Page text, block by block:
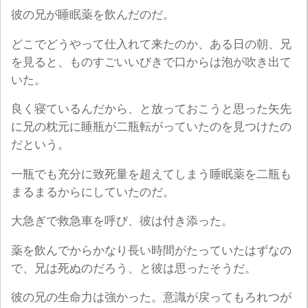
彼の兄が睡眠薬を飲んだのだ。
どこでどうやって仕入れて来たのか、ある日の朝、兄
を見ると、ものすごいいびきで口からは泡が吹き出て
いた。
良く寝ているんだから、と放っておこうと思った矢先
に兄の枕元に睡瓶が二瓶転がっていたのを見つけたの
だという。
一瓶でも充分に致死量を超えてしまう睡眠薬を二瓶も
まるまるからにしていたのだ。
大急ぎで救急車を呼び、彼は付き添った。
薬を飲んでからかなり長い時間がたっていたはずなの
で、兄は死ぬのだろう、と彼は思ったそうだ。
彼の兄の生命力は強かった。意識が戻ってもろれつが